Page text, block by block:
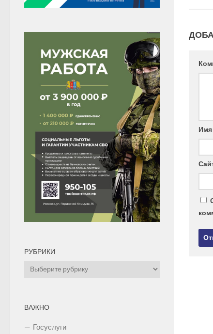
Имя
РУБРИКИ
Рубрики
ВАЖНО
Госуслуги